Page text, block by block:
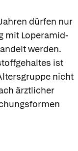
dürfen nur
mit Loperamid-
werden.
ist
nicht
ärztlicher